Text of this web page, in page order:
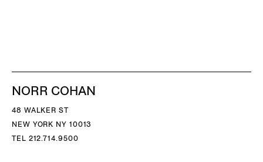
NORR COHAN
48 WALKER ST
NEW YORK NY 10013
TEL 212.714.9500